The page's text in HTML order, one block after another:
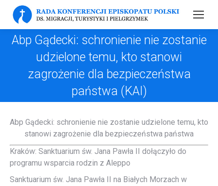
Abp Gądecki: schronienie nie zostanie
udzielone temu, kto stanowi
zagrożenie dla bezpieczeństwa
państwa (KAI)
Abp Gądecki: schronienie nie zostanie udzielone temu, kto
stanowi zagrożenie dla bezpieczeństwa państwa
Kraków: Sanktuarium św. Jana Pawła II dołączyło do
programu wsparcia rodzin z Aleppo
Sanktuarium św. Jana Pawła II na Białych Morzach w